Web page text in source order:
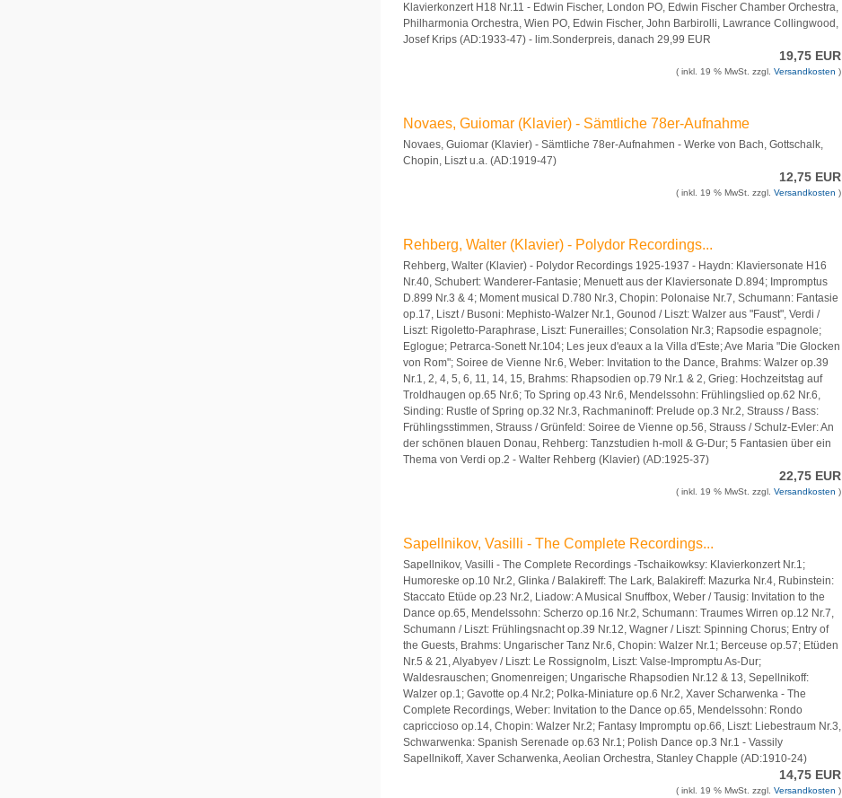
Klavierkonzert H18 Nr.11 - Edwin Fischer, London PO, Edwin Fischer Chamber Orchestra,
Philharmonia Orchestra, Wien PO, Edwin Fischer, John Barbirolli, Lawrance Collingwood,
Josef Krips (AD:1933-47) - lim.Sonderpreis, danach 29,99 EUR
19,75 EUR
( inkl. 19 % MwSt. zzgl.Versandkosten )
Novaes, Guiomar (Klavier) - Sämtliche 78er-Aufnahme
Novaes, Guiomar (Klavier) - Sämtliche 78er-Aufnahmen - Werke von Bach, Gottschalk,
Chopin, Liszt u.a. (AD:1919-47)
12,75 EUR
( inkl. 19 % MwSt. zzgl.Versandkosten )
Rehberg, Walter (Klavier) - Polydor Recordings...
Rehberg, Walter (Klavier) - Polydor Recordings 1925-1937 - Haydn: Klaviersonate H16
Nr.40, Schubert: Wanderer-Fantasie; Menuett aus der Klaviersonate D.894; Impromptus
D.899 Nr.3 & 4; Moment musical D.780 Nr.3, Chopin: Polonaise Nr.7, Schumann: Fantasie
op.17, Liszt / Busoni: Mephisto-Walzer Nr.1, Gounod / Liszt: Walzer aus "Faust", Verdi /
Liszt: Rigoletto-Paraphrase, Liszt: Funerailles; Consolation Nr.3; Rapsodie espagnole;
Eglogue; Petrarca-Sonett Nr.104; Les jeux d'eaux a la Villa d'Este; Ave Maria "Die Glocken
von Rom"; Soiree de Vienne Nr.6, Weber: Invitation to the Dance, Brahms: Walzer op.39
Nr.1, 2, 4, 5, 6, 11, 14, 15, Brahms: Rhapsodien op.79 Nr.1 & 2, Grieg: Hochzeitstag auf
Troldhaugen op.65 Nr.6; To Spring op.43 Nr.6, Mendelssohn: Frühlingslied op.62 Nr.6,
Sinding: Rustle of Spring op.32 Nr.3, Rachmaninoff: Prelude op.3 Nr.2, Strauss / Bass:
Frühlingsstimmen, Strauss / Grünfeld: Soiree de Vienne op.56, Strauss / Schulz-Evler: An
der schönen blauen Donau, Rehberg: Tanzstudien h-moll & G-Dur; 5 Fantasien über ein
Thema von Verdi op.2 - Walter Rehberg (Klavier) (AD:1925-37)
22,75 EUR
( inkl. 19 % MwSt. zzgl.Versandkosten )
Sapellnikov, Vasilli - The Complete Recordings...
Sapellnikov, Vasilli - The Complete Recordings -Tschaikowksy: Klavierkonzert Nr.1;
Humoreske op.10 Nr.2, Glinka / Balakireff: The Lark, Balakireff: Mazurka Nr.4, Rubinstein:
Staccato Etüde op.23 Nr.2, Liadow: A Musical Snuffbox, Weber / Tausig: Invitation to the
Dance op.65, Mendelssohn: Scherzo op.16 Nr.2, Schumann: Traumes Wirren op.12 Nr.7,
Schumann / Liszt: Frühlingsnacht op.39 Nr.12, Wagner / Liszt: Spinning Chorus; Entry of
the Guests, Brahms: Ungarischer Tanz Nr.6, Chopin: Walzer Nr.1; Berceuse op.57; Etüden
Nr.5 & 21, Alyabyev / Liszt: Le Rossignolm, Liszt: Valse-Impromptu As-Dur;
Waldesrauschen; Gnomenreigen; Ungarische Rhapsodien Nr.12 & 13, Sepellnikoff:
Walzer op.1; Gavotte op.4 Nr.2; Polka-Miniature op.6 Nr.2, Xaver Scharwenka - The
Complete Recordings, Weber: Invitation to the Dance op.65, Mendelssohn: Rondo
capriccioso op.14, Chopin: Walzer Nr.2; Fantasy Impromptu op.66, Liszt: Liebestraum Nr.3,
Schwarwenka: Spanish Serenade op.63 Nr.1; Polish Dance op.3 Nr.1 - Vassily
Sapellnikoff, Xaver Scharwenka, Aeolian Orchestra, Stanley Chapple (AD:1910-24)
14,75 EUR
( inkl. 19 % MwSt. zzgl.Versandkosten )